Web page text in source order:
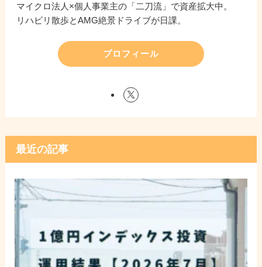
マイクロ法人×個人事業主の「二刀流」で資産拡大中。
リハビリ散歩とAMG絶景ドライブが日課。
プロフィール
最近の記事